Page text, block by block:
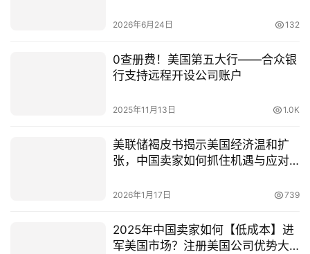
2026年6月24日 132
0查册费！美国第五大行——合众银
行支持远程开设公司账户
2025年11月13日 1.0K
美联储褐皮书揭示美国经济温和扩
张，中国卖家如何抓住机遇与应对
2026年1月17日 739
2025年中国卖家如何【低成本】进
军美国市场？注册美国公司优势大